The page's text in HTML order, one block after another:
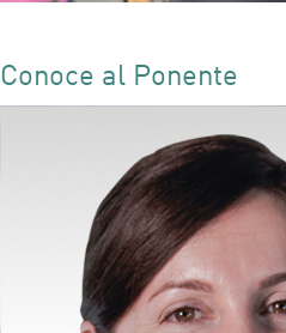
Conoce al Ponente